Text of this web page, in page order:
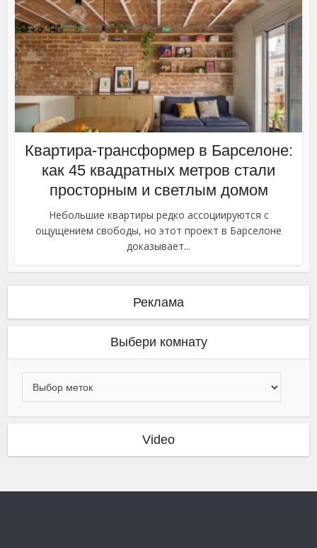
Квартира-трансформер в Барселоне:
как 45 квадратных метров стали
просторным и светлым домом
Небольшие квартиры редко ассоциируются с
ощущением свободы, но этот проект в Барселоне
доказывает...
Реклама
Выбери комнату
Video